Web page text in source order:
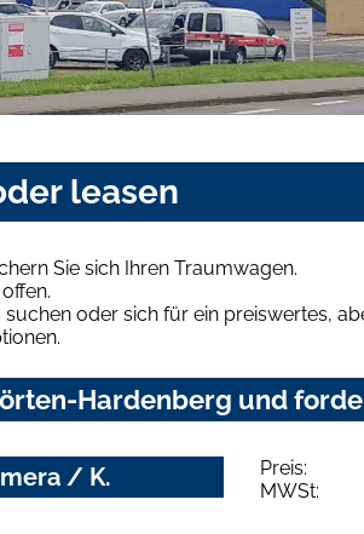
leasen
Sie sich Ihren Traumwagen.
oder sich für ein preiswertes,
Hardenberg und
/ K. Preis:
MWSt: